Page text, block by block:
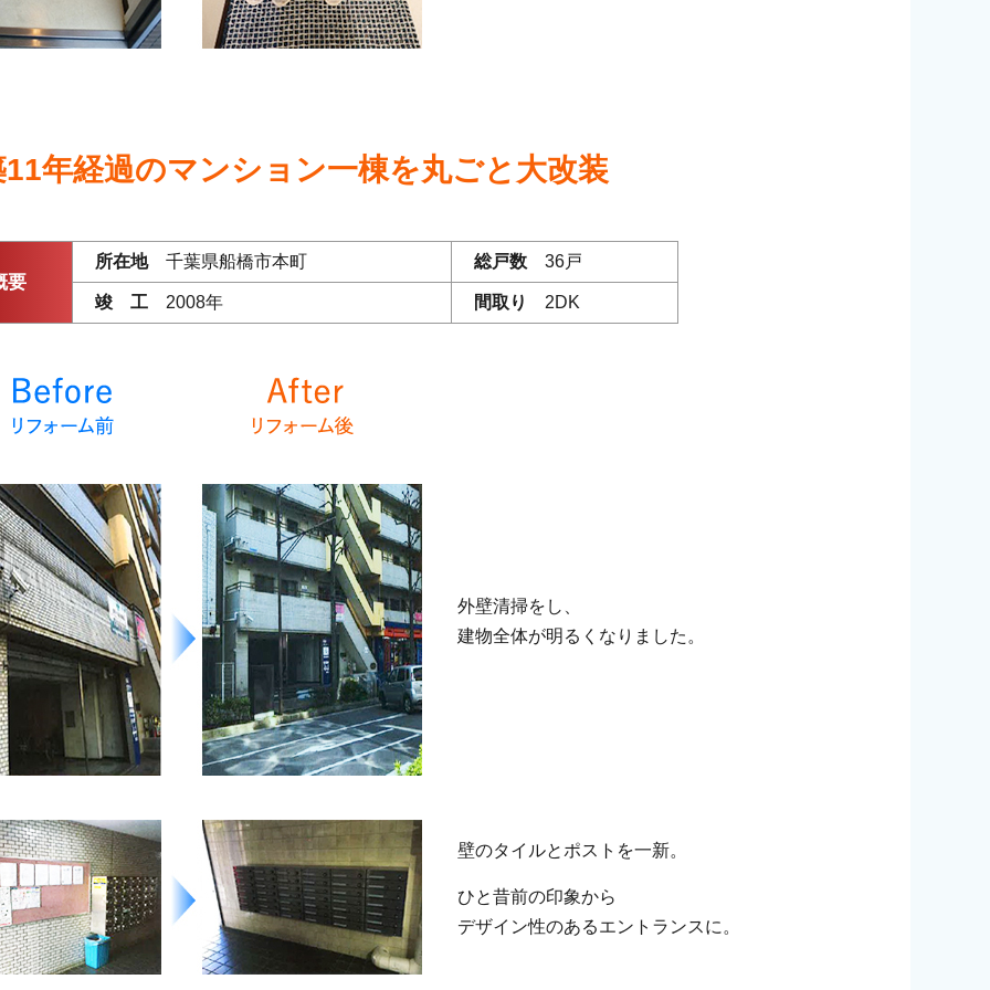
11年経過のマンション一棟を丸ごと大改装
要
所在地千葉県船橋市本町 総戸数 36戸
竣 工 2008年 間取り 2DK
外壁清掃をし、
建物全体が明るくなりました。
壁のタイルとポストを一新。
ひと昔前の印象から
デザイン性のあるエントランスに。